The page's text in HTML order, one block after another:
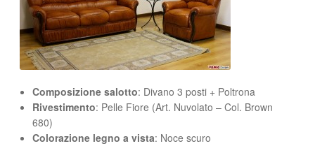
Composizione salotto: Divano 3 posti + Poltrona
Rivestimento: Pelle Fiore (Art. Nuvolato – Col. Brown
680)
Colorazione legno a vista: Noce scuro